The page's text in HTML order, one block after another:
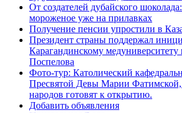
От создателей дубайского
мороженое уже на прилавках
Получение пенсии упростили в
Президент страны поддержал
Карагандинскому медуниверситету
Поспелова
Фото-тур: Католический
Пресвятой Девы Марии
народов готовят к открытию.
Добавить объявления